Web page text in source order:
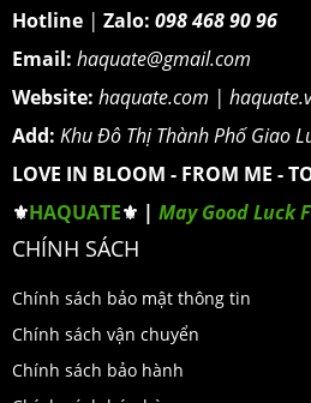
Hotline | Zalo: 098 468 90 96
Email: haquate@gmail.com
Website: haquate.com |
Add: Khu Đô Thị Thành Phố Giao
LOVE IN BLOOM - FROM ME -
⚜️HAQUATE⚜️ | May Good Luck
CHÍNH SÁCH
Chính sách bảo mật thông tin
Chính sách vận chuyển
Chính sách bảo hành